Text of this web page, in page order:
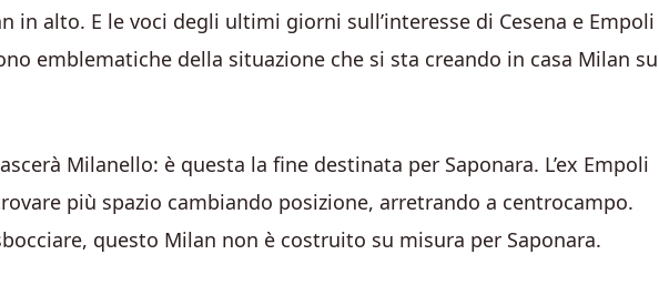
in alto. E le voci degli ultimi giorni sull’interesse di Cesena e Empoli
emblematiche della situazione che si sta creando in casa Milan su
Milanello: è questa la fine destinata per Saponara. L’ex Empoli
più spazio cambiando posizione, arretrando a centrocampo.
questo Milan non è costruito su misura per Saponara.